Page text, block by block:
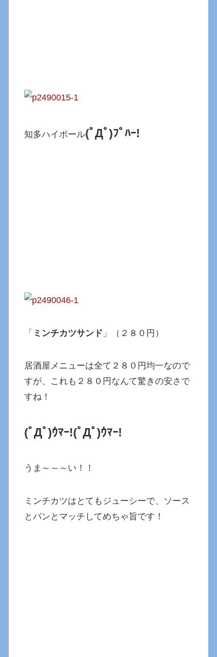
知多ハイボール(ﾟДﾟ)ﾌﾟﾊｰ!
「 ミンチカツサンド 」（２８０円）
居酒屋メニューは全て２８０円均一なので
すが、これも２８０円なんて驚きの安さで
すね！
(ﾟДﾟ)ｳﾏｰ!(ﾟДﾟ)ｳﾏｰ!
うま～～～い！！
ミンチカツはとてもジューシーで、ソース
とパンとマッチしてめちゃ旨です！